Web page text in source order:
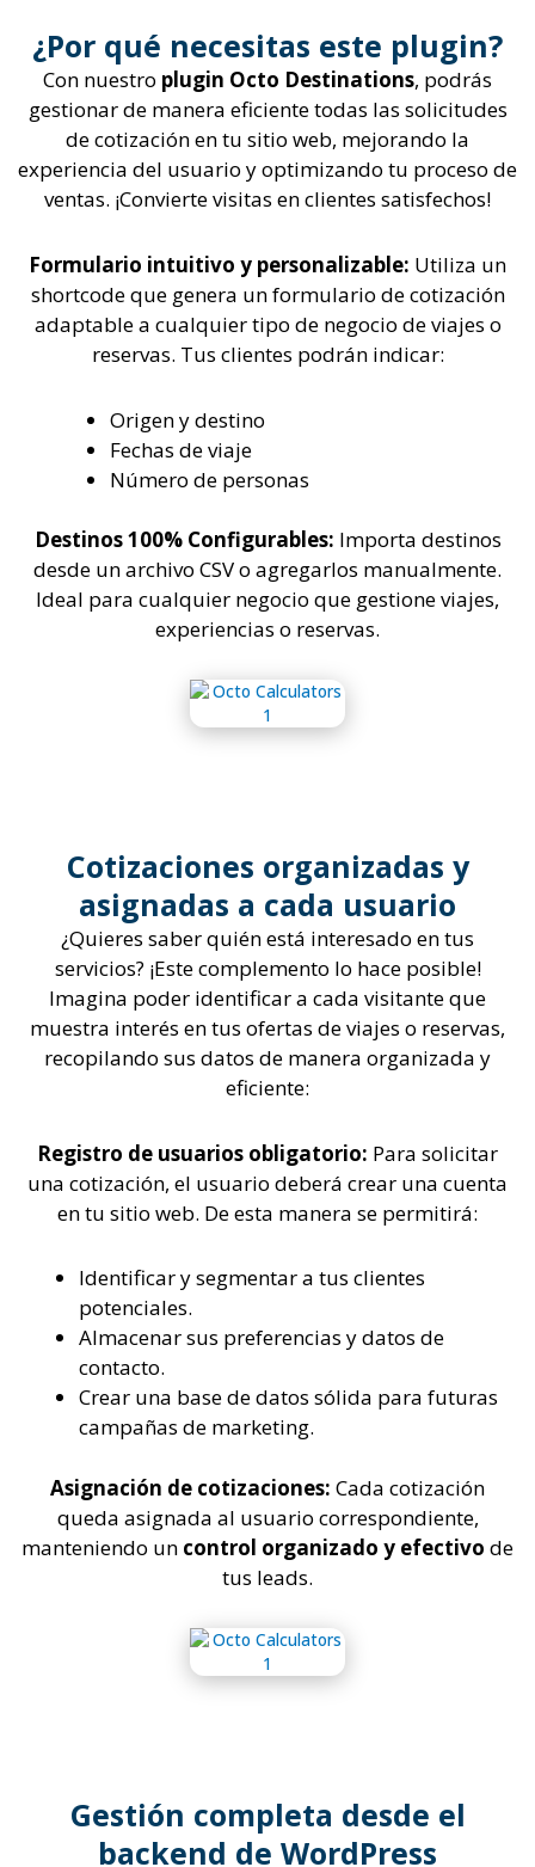
¿Por qué necesitas este plugin?
Con nuestro plugin Octo Destinations, podrás
gestionar de manera eficiente todas las solicitudes
de cotización en tu sitio web, mejorando la
experiencia del usuario y optimizando tu proceso de
ventas. ¡Convierte visitas en clientes satisfechos!
Formulario intuitivo y personalizable: Utiliza un
shortcode que genera un formulario de cotización
adaptable a cualquier tipo de negocio de viajes o
reservas. Tus clientes podrán indicar:
Origen y destino
Fechas de viaje
Número de personas
Destinos 100% Configurables: Importa destinos
desde un archivo CSV o agregarlos manualmente.
Ideal para cualquier negocio que gestione viajes,
experiencias o reservas.
Cotizaciones organizadas y
asignadas a cada usuario
¿Quieres saber quién está interesado en tus
servicios? ¡Este complemento lo hace posible!
Imagina poder identificar a cada visitante que
muestra interés en tus ofertas de viajes o reservas,
recopilando sus datos de manera organizada y
eficiente:
Registro de usuarios obligatorio: Para solicitar
una cotización, el usuario deberá crear una cuenta
en tu sitio web. De esta manera se permitirá:
Identificar y segmentar a tus clientes
potenciales.
Almacenar sus preferencias y datos de
contacto.
Crear una base de datos sólida para futuras
campañas de marketing.
Asignación de cotizaciones: Cada cotización
queda asignada al usuario correspondiente,
manteniendo un control organizado y efectivo de
tus leads.
Gestión completa desde el
backend de WordPress